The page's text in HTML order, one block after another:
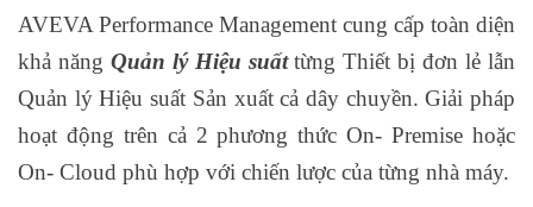
AVEVA Performance Management cung cấp toàn diện
khả năng Quản lý Hiệu suấttừng Thiết bị đơn lẻ lẫn
Quản lý Hiệu suất Sản xuất cả dây chuyền. Giải pháp
hoạt động trên cả 2 phương thức On- Premise hoặc
On- Cloud phù hợp với chiến lược của từng nhà máy.